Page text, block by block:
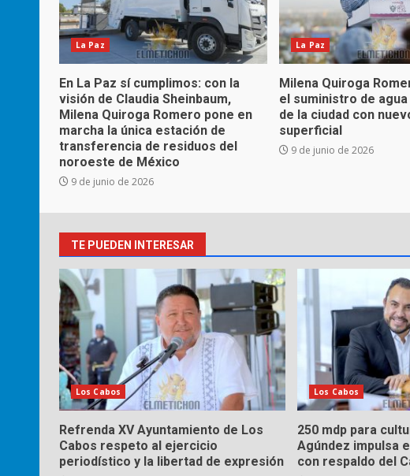
La Paz
En La Paz sí cumplimos: con la
visión de Claudia Sheinbaum,
Milena Quiroga Romero pone en
marcha la única estación de
transferencia de residuos del
noroeste de México
9 de junio de 2026
La Paz
Milena Quiroga
el suministro de
de la ciudad con
superficial
9 de junio de 2026
TE PUEDEN INTERESAR
Los Cabos
Refrenda XV Ayuntamiento de Los
Cabos respeto al ejercicio
periodístico y la libertad de expresión
Los Cabos
250 mdp para
Agúndez impulsa
con respaldo del